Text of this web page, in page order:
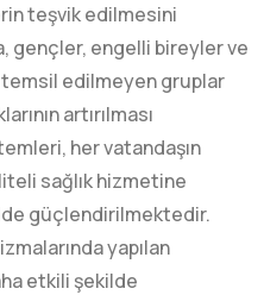
teşvik edilmesini
gençler, engelli bireyler ve
temsil edilmeyen gruplar
artırılması
her vatandaşın
sağlık hizmetine
güçlendirilmektedir.
yapılan
etkili şekilde